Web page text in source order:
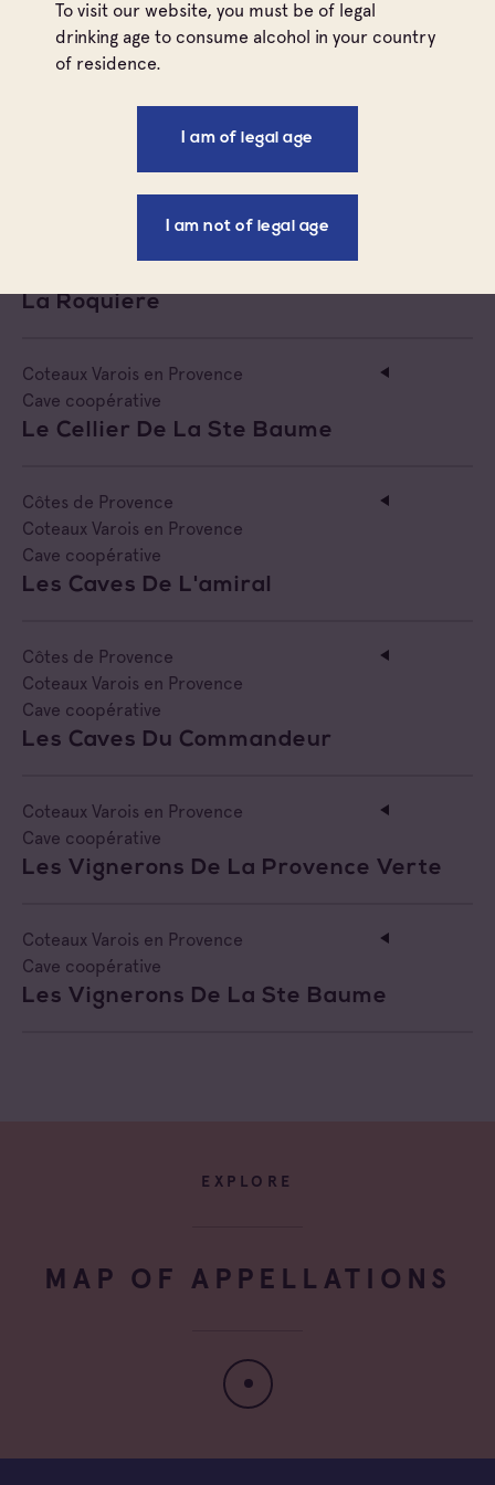
To visit our website, you must be of legal
drinking age to consume alcohol in your country
of residence.
I am of legal age
I am not of legal age
Négociant Local
Cave Saint André
Cave Viticole La Corrensoise
La Roquiere
Coteaux Varois en Provence
Cave coopérative
Le Cellier De La Ste Baume
Côtes de Provence
Coteaux Varois en Provence
Cave coopérative
Les Caves De L'amiral
Côtes de Provence
Coteaux Varois en Provence
Cave coopérative
Les Caves Du Commandeur
Coteaux Varois en Provence
Cave coopérative
Les Vignerons De La Provence Verte
Coteaux Varois en Provence
Cave coopérative
Les Vignerons De La Ste Baume
EXPLORE
MAP OF APPELLATIONS